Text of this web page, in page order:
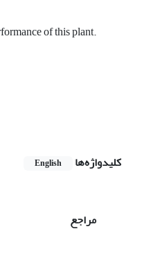
of this plant.
کلیدواژه‌ها English
مراجع